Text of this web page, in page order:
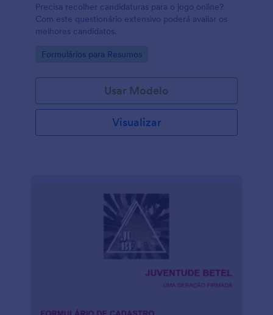
Precisa recolher candidaturas para o jogo online?
Com este questionário extensivo poderá avaliar os
melhores candidatos.
Go to Category:
Formulários para Resumos
Usar Modelo
Visualizar